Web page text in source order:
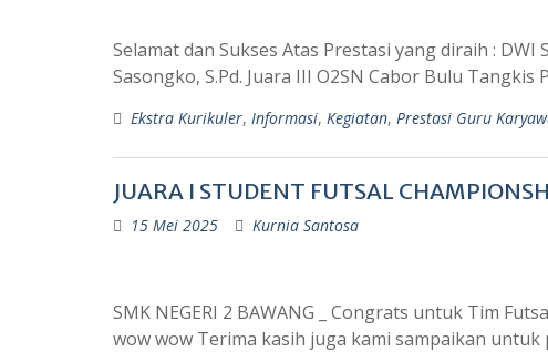
Selamat dan Sukses Atas Prestasi yang diraih : DWI
Sasongko, S.Pd. Juara III O2SN Cabor Bulu
Ekstra Kurikuler, Informasi, Kegiatan, Prestasi Guru
JUARA I STUDENT FUTSAL
15 Mei 2025 Kurnia Santosa
SMK NEGERI 2 BAWANG _ Congrats untuk Tim
wow wow Terima kasih juga kami sampaikan